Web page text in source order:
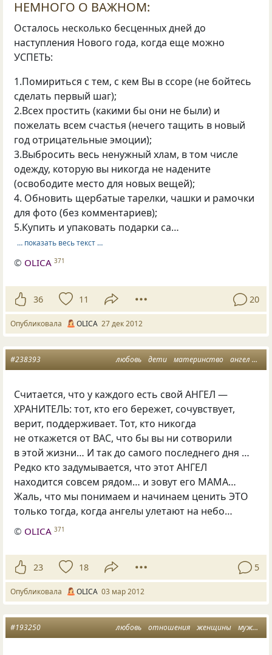
НЕМНОГО О ВАЖНОМ:
Осталось несколько бесценных дней до
наступления Нового года, когда еще можно
УСПЕТЬ:
1.Помириться с тем, с кем Вы в ссоре (не бойтесь
сделать первый шаг);
2.Всех простить (какими бы они не были) и
пожелать всем счастья (нечего тащить в новый
год отрицательные эмоции);
3.Выбросить весь ненужный хлам, в том числе
одежду, которую вы никогда не надените
(освободите место для новых вещей);
4. Обновить щербатые тарелки, чашки и рамочки
для фото (без комментариев);
5.Купить и упаковать подарки са…
… показать весь текст …
© OLICA 371
36 11 20
Опубликовала OLICA 27 дек 2012
любовь дети материнство ангел
#238393
Считается, что у каждого есть свой АНГЕЛ —
ХРАНИТЕЛЬ: тот, кто его бережет, сочувствует,
верит, поддерживает. Тот, кто никогда
не откажется от ВАС, что бы вы ни сотворили
в этой жизни… И так до самого последнего дня …
Редко кто задумывается, что этот АНГЕЛ
находится совсем рядом… и зовут его МАМА…
Жаль, что мы понимаем и начинаем ценить ЭТО
только тогда, когда ангелы улетают на небо…
© OLICA 371
23 18 5
Опубликовала OLICA 03 мар 2012
любовь отношения женщины мужчины
#193250